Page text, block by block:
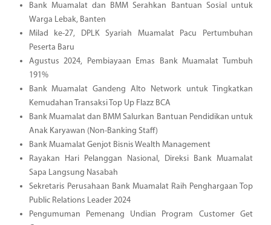
Bank Muamalat dan BMM Serahkan Bantuan Sosial untuk
Warga Lebak, Banten
Milad ke-27, DPLK Syariah Muamalat Pacu Pertumbuhan
Peserta Baru
Agustus 2024, Pembiayaan Emas Bank Muamalat Tumbuh
191%
Bank Muamalat Gandeng Alto Network untuk Tingkatkan
Kemudahan Transaksi Top Up Flazz BCA
Bank Muamalat dan BMM Salurkan Bantuan Pendidikan untuk
Anak Karyawan (Non-Banking Staff)
Bank Muamalat Genjot Bisnis Wealth Management
Rayakan Hari Pelanggan Nasional, Direksi Bank Muamalat
Sapa Langsung Nasabah
Sekretaris Perusahaan Bank Muamalat Raih Penghargaan Top
Public Relations Leader 2024
Pengumuman Pemenang Undian Program Customer Get